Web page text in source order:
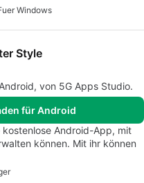
Windows
Style
von 5G Apps Studio.
für Android
Android-App, mit
können. Mit ihr können